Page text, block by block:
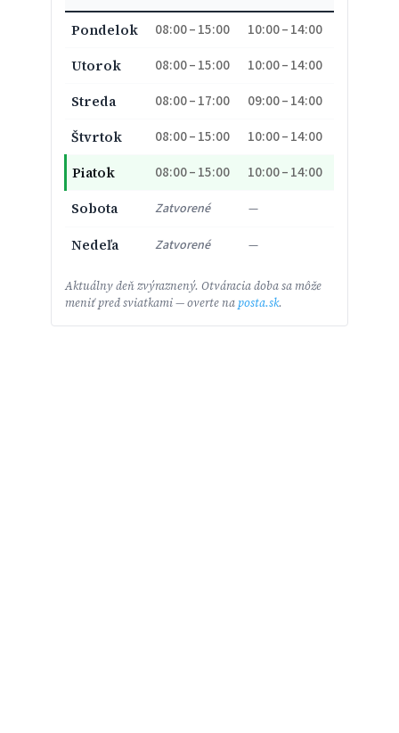
Pondelok 08:00 – 15:00 10:00 – 14:00
Utorok 08:00 – 15:00 10:00 – 14:00
Streda 08:00 – 17:00 09:00 – 14:00
Štvrtok 08:00 – 15:00 10:00 – 14:00
Piatok 08:00 – 15:00 10:00 – 14:00
Sobota Zatvorené —
Nedeľa Zatvorené —
Aktuálny deň zvýraznený. Otváracia doba sa môže
meniť pred sviatkami — overte naposta.sk.